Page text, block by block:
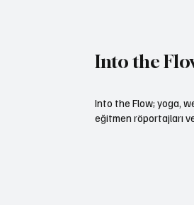
Into the
Into the Flow; yoga,
eğitmen röportajları